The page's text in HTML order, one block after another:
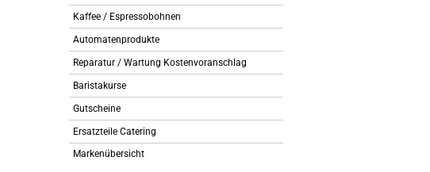
Kaffee / Espressobohnen
Automatenprodukte
Reparatur / Wartung Kostenvoranschlag
Baristakurse
Gutscheine
Ersatzteile Catering
Markenübersicht